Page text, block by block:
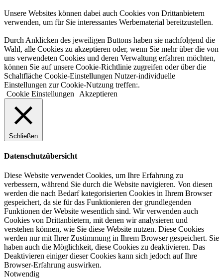
Unsere Websites können dabei auch Cookies von Drittanbietern
verwenden, um für Sie interessantes Werbematerial bereitzustellen.
Durch Anklicken des jeweiligen Buttons haben sie nachfolgend die
Wahl, alle Cookies zu akzeptieren oder, wenn Sie mehr über die von
uns verwendeten Cookies und deren Verwaltung erfahren möchten,
können Sie auf unsere Cookie-Richtlinie zugreifen oder über die
Schaltfläche Cookie-Einstellungen Nutzer-individuelle
Einstellungen zur Cookie-Nutzung treffen:.
Cookie Einstellungen
Akzeptieren
Schließen
Datenschutzübersicht
Diese Website verwendet Cookies, um Ihre Erfahrung zu
verbessern, während Sie durch die Website navigieren. Von diesen
werden die nach Bedarf kategorisierten Cookies in Ihrem Browser
gespeichert, da sie für das Funktionieren der grundlegenden
Funktionen der Website wesentlich sind. Wir verwenden auch
Cookies von Drittanbietern, mit denen wir analysieren und
verstehen können, wie Sie diese Website nutzen. Diese Cookies
werden nur mit Ihrer Zustimmung in Ihrem Browser gespeichert. Sie
haben auch die Möglichkeit, diese Cookies zu deaktivieren. Das
Deaktivieren einiger dieser Cookies kann sich jedoch auf Ihre
Browser-Erfahrung auswirken.
Notwendig